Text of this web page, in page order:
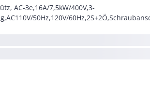
AC-3e,16A/7,5kW/400V,3-
50Hz,120V/